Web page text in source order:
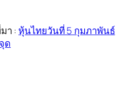
า : หุ้นไทยวันที่ 5 กุมภาพันธ์
ด